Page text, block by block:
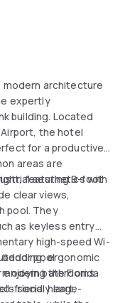
modern architecture
expertly
building. Located
the hotel
for a productive
areas are
aesthetics with
featuring 9-foot
clear views,
pool. They
as keyless entry
high-speed Wi-
bedding, ergonomic
bathrooms
friendly large-
pool
the Florida
social heart,